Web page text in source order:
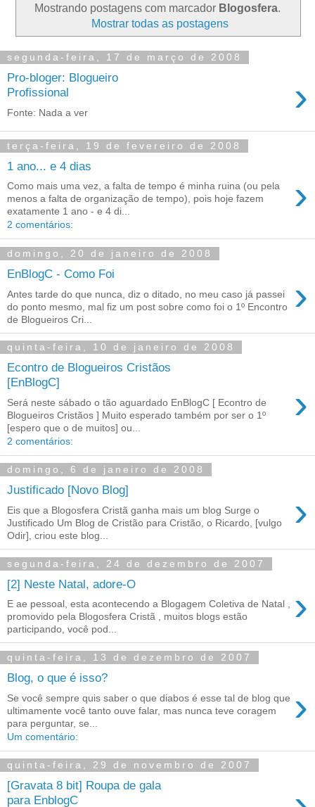
Mostrando postagens com marcador Blogosfera.
Mostrar todas as postagens
segunda-feira, 17 de março de 2008
Pro-bloger: Blogueiro
Profissional
›
Fonte: Nada a ver
terça-feira, 19 de fevereiro de 2008
1 ano... e 4 dias
›
Como mais uma vez, a falta de tempo é minha ruina (ou pela
menos a falta de organização de tempo), pois hoje fazem
exatamente 1 ano - e 4 di...
2 comentários:
domingo, 20 de janeiro de 2008
EnBlogC - Como Foi ›
Antes tarde do que nunca, diz o ditado, no meu caso já passei
do ponto mesmo, mal fiz um post sobre como foi o 1º Encontro
de Blogueiros Cri...
quinta-feira, 10 de janeiro de 2008
Econtro de Blogueiros Cristãos
[EnBlogC]
›
Será neste sábado o tão aguardado EnBlogC [ Econtro de
Blogueiros Cristãos ] Muito esperado também por ser o 1º
[espero que o de muitos] ou...
2 comentários:
domingo, 6 de janeiro de 2008
Justificado [Novo Blog] ›
Eis que a Blogosfera Cristã ganha mais um blog Surge o
Justificado Um Blog de Cristão para Cristão, o Ricardo, [vulgo
Odir], criou este blog...
segunda-feira, 24 de dezembro de 2007
[2] Neste Natal, adore-O ›
E ae pessoal, esta acontecendo a Blogagem Coletiva de Natal ,
promovido pela Blogosfera Cristã , muitos blogs estão
participando, você pod...
quinta-feira, 13 de dezembro de 2007
Blog, o que é isso?
›
Se você sempre quis saber o que diabos é esse tal de blog que
ultimamente você tanto ouve falar, mas nunca teve coragem
para perguntar, se...
Um comentário:
quinta-feira, 29 de novembro de 2007
[Gravata 8 bit] Roupa de gala
para EnblogC